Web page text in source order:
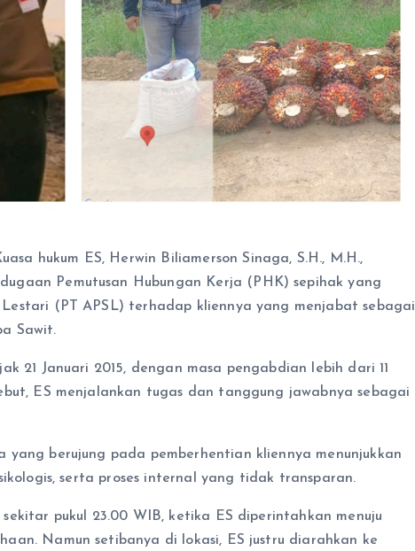
hukum ES, Herwin Biliamerson Sinaga, S.H., M.H.,
Pemutusan Hubungan Kerja (PHK) sepihak yang
(PT APSL) terhadap kliennya yang menjabat sebagai
Sawit.
21 Januari 2015, dengan masa pengabdian lebih dari 11
ES menjalankan tugas dan tanggung jawabnya sebagai
yang berujung pada pemberhentian kliennya menunjukkan
serta proses internal yang tidak transparan.
pukul 23.00 WIB, ketika ES diperintahkan menuju
Namun setibanya di lokasi, ES justru diarahkan ke